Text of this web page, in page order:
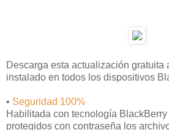
Descarga esta actualización gratuita
instalado en todos los dispositivos
• Seguridad 100%
Habilitada con tecnología
protegidos con contraseña los